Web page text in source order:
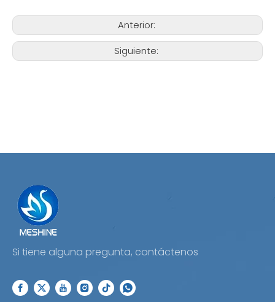
Anterior:
Siguiente:
Si tiene alguna pregunta, contáctenos